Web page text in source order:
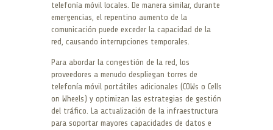
telefonía móvil locales. De manera similar, durante
emergencias, el repentino aumento de la
comunicación puede exceder la capacidad de la
red, causando interrupciones temporales.
Para abordar la congestión de la red, los
proveedores a menudo despliegan torres de
telefonía móvil portátiles adicionales (COWs o Cells
on Wheels) y optimizan las estrategias de gestión
del tráfico. La actualización de la infraestructura
para soportar mayores capacidades de datos e